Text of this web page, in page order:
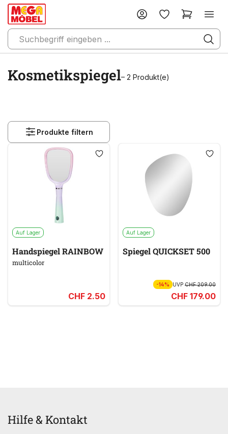
Kosmetikspiegel– 2 Produkt(e)
Produkte filtern
Auf Lager
Handspiegel RAINBOW
multicolor
CHF 2.50
Auf Lager
Spiegel QUICKSET 500
-14% UVPCHF 209.00
CHF 179.00
Hilfe & Kontakt